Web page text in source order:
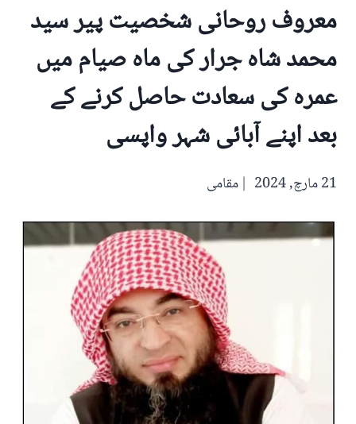
معروف روحانی شخصیت پیر سید
محمد شاہ جرار کی ماہ صیام میں
عمرہ کی سعادت حاصل کرنے کے
بعد اپنے آبائی شہر واپسی
21 مارچ, 2024 مقامی